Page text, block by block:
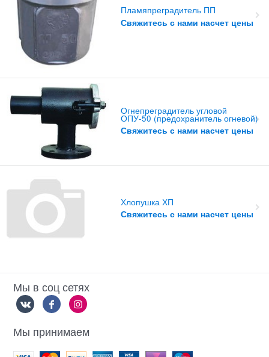
Пламяпреградитель ПП
Свяжитесь с нами насчет цены
Огнепреградитель угловой
ОПУ-50 (предохранитель огневой)
Свяжитесь с нами насчет цены
Хлопушка ХП
Свяжитесь с нами насчет цены
Мы в соц сетях
Мы принимаем